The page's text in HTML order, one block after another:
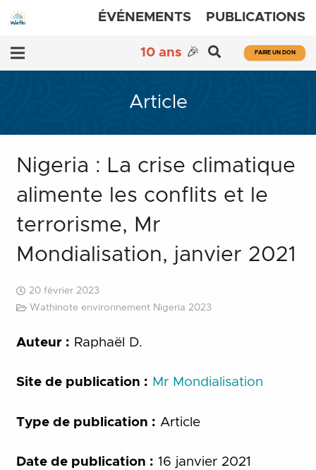
ÉVÉNEMENTS PUBLICATIONS
10 ans 🎉 FAIRE UN DON
Article
Nigeria : La crise climatique
alimente les conflits et le
terrorisme, Mr
Mondialisation, janvier 2021
20 février 2023
Wathinote environnement Nigeria 2023
Auteur : Raphaël D.
Site de publication : Mr Mondialisation
Type de publication : Article
Date de publication : 16 janvier 2021